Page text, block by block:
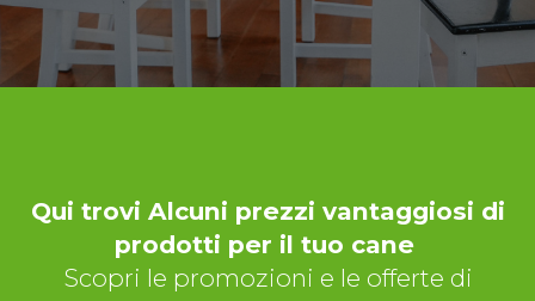
Qui trovi Alcuni prezzi vantaggiosi di
prodotti per il tuo cane
Scopri le promozioni e le offerte di